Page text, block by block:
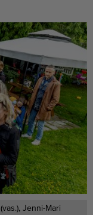
Jenni-Mari